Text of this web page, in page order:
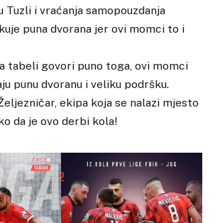
Tuzli i vraćanja samopouzdanja
puna dvorana jer ovi momci to i
tabeli govori puno toga, ovi momci
punu dvoranu i veliku podršku.
ekipa koja se nalazi mjesto
da je ovo derbi kola!